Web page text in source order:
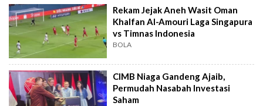
Rekam Jejak Aneh Wasit Oman
Khalfan Al-Amouri Laga Singapura
vs Timnas Indonesia
BOLA
CIMB Niaga Gandeng Ajaib,
Permudah Nasabah Investasi
Saham